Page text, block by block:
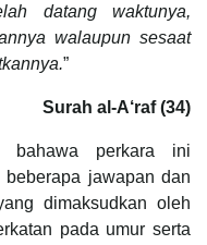
datang waktunya,
walaupun sesaat
”
Surah al-A‘raf (34)
bahawa perkara ini
jawapan dan
dimaksudkan oleh
pada umur serta